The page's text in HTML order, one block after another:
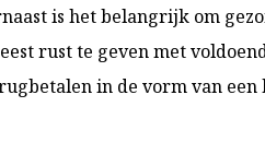
is het belangrijk om
rust te geven met
in de vorm van een